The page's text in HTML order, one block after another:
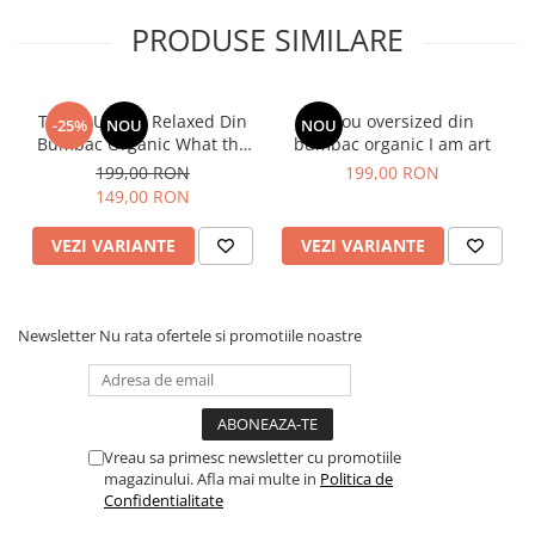
Tabelul de mărimi este furnizat de producător.
SUGESTIE! Măsurați unul dintre tricourile preferate de
acasă și comparați dimensiunile cu cele din tabel.
A - lățimea pieptului măsurată la 2,5 cm sub axilă, B - lungimea
tricoului, C - lungimea mânecii
Sizes
XXS XS S M L XL XXL
3XL
20.5 21.5 23 24.5 25
PRODUSE SIMILARE
-25% NOU
Tricou Unisex Relaxed Din
Bumbac Organic What the
fuck is matcha
199,00 RON
149,00 RON
VEZI VARIANTE
NOU
Tricou oversized din
bumbac organic I am art
199,00 RON
VEZI VARIANTE
Newsletter Nu rata ofertele si promotiile noastre
Vreau sa primesc newsletter cu promotiile
magazinului. Afla mai multe in Politica de
Confidentialitate